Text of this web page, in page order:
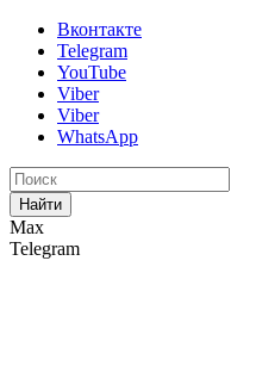
Вконтакте
Telegram
YouTube
Viber
Viber
WhatsApp
Найти
Max
Telegram